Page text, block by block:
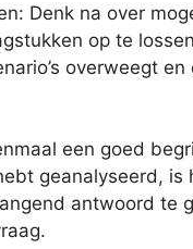
Denk na over
op te
overweegt
een goed
geanalyseerd,
antwoord te